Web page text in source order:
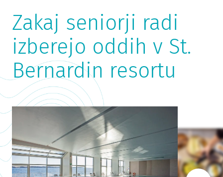
Zakaj seniorji radi
izberejo oddih v St.
Bernardin resortu